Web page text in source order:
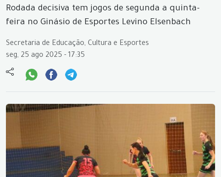
Rodada decisiva tem jogos de segunda a quinta-
feira no Ginásio de Esportes Levino Elsenbach
Secretaria de Educação, Cultura e Esportes
seg, 25 ago 2025 - 17:35